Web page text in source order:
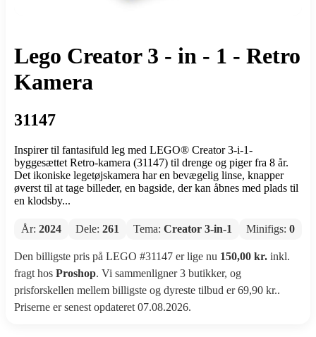
Lego Creator 3 - in - 1 - Retro
Kamera
31147
Inspirer til fantasifuld leg med LEGO® Creator 3-i-1-
byggesættet Retro-kamera (31147) til drenge og piger fra 8 år.
Det ikoniske legetøjskamera har en bevægelig linse, knapper
øverst til at tage billeder, en bagside, der kan åbnes med plads til
en klodsby...
År: 2024 Dele: 261 Tema: Creator 3-in-1 Minifigs: 0
Den billigste pris på LEGO #31147 er lige nu 150,00 kr. inkl.
fragt hos Proshop. Vi sammenligner 3 butikker, og
prisforskellen mellem billigste og dyreste tilbud er 69,90 kr..
Priserne er senest opdateret 07.08.2026.